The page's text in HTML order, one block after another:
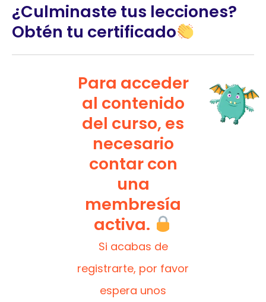
¿Culminaste tus lecciones?
Obtén tu certificado
Para acceder
al contenido
del curso, es
necesario
contar con
una
membresía
activa.
Si acabas de
registrarte, por favor
espera unos